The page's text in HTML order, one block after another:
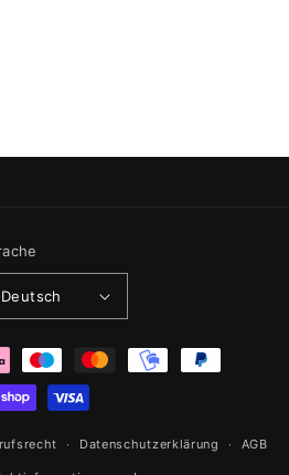
Deutsch
Datenschutzerklärung AGB